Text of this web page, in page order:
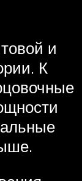
и
К